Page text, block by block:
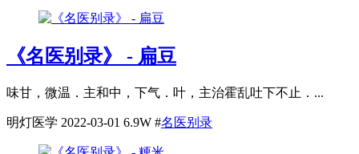
《名医别录》 - 扁豆
味甘，微温．主和中，下气．叶，主治霍乱吐下不止．...
明灯医学 2022-03-01 6.9W #名医别录